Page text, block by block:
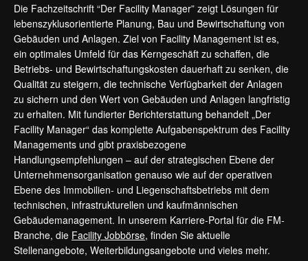
Die Fachzeitschrift “Der Facility Manager” zeigt Lösungen für
lebenszyklusorientierte Planung, Bau und Bewirtschaftung von
Gebäuden und Anlagen. Ziel von Facility Management ist es,
ein optimales Umfeld für das Kerngeschäft zu schaffen, die
Betriebs- und Bewirtschaftungskosten dauerhaft zu senken, die
Qualität zu steigern, die technische Verfügbarkeit der Anlagen
zu sichern und den Wert von Gebäuden und Anlagen langfristig
zu erhalten. Mit fundierter Berichterstattung behandelt „Der
Facility Manager“ das komplette Aufgabenspektrum des Facility
Managements und gibt praxisbezogene
Handlungsempfehlungen – auf der strategischen Ebene der
Unternehmensorganisation genauso wie auf der operativen
Ebene des Immobilien- und Liegenschaftsbetriebs mit dem
technischen, infrastrukturellen und kaufmännischen
Gebäudemanagement. In unserem Karriere-Portal für die FM-
Branche, die Facility Jobbörse, finden Sie aktuelle
Stellenangebote, Weiterbildungsangebote und vieles mehr.